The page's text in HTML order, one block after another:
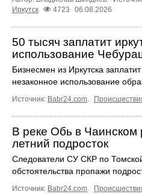
Иркутск
4723 06.08.2026
50 тысяч заплатит
использование
Бизнесмен из Иркутска
незаконное использование
Источник: Babr24.com.
В реке Обь в Чаинском
летний подросток
Следователи СУ СКР по
обстоятельства пропажи
Источник: Babr24.com.